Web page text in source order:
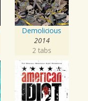
Demolicious
2014
2 tabs